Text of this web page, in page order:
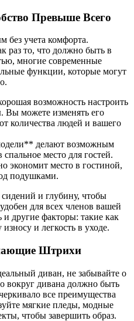
Превыше Всего
без учета комфорта.
раз то, что должно быть в
многие современные
функции, которые могут
возможность настроить
Вы можете изменять его
количества людей и вашего
делают возможным
место для гостей.
экономит место в гостиной,
подушками.
и глубину, чтобы
для всех членов вашей
другие факторы: такие как
и легкость в уходе.
Штрихи
диван, не забывайте о
вокруг дивана должно быть
все преимущества
мягкие пледы, модные
чтобы завершить образ.